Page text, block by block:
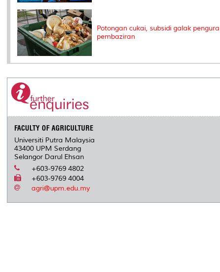
Potongan cukai, subsidi galak
pembaziran
FACULTY OF AGRICULTURE
Universiti Putra Malaysia
43400 UPM Serdang
Selangor Darul Ehsan
+603-9769 4802
+603-9769 4004
agri@upm.edu.my